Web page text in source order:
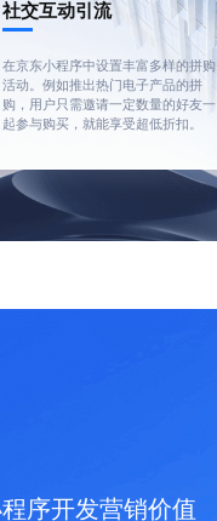
社交互动引流
在京东小程序中设置丰富多样的拼购
活动。例如推出热门电子产品的拼
购，用户只需邀请一定数量的好友一
起参与购买，就能享受超低折扣。
序开发营销价值